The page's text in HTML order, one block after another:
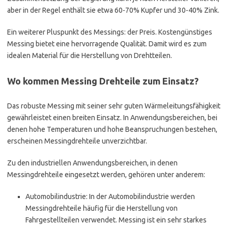
aber in der Regel enthält sie etwa 60-70% Kupfer und 30-40% Zink.
Ein weiterer Pluspunkt des Messings: der Preis. Kostengünstiges
Messing bietet eine hervorragende Qualität. Damit wird es zum
idealen Material für die Herstellung von Drehtteilen.
Wo kommen Messing Drehteile zum Einsatz?
Das robuste Messing mit seiner sehr guten Wärmeleitungsfähigkeit
gewährleistet einen breiten Einsatz. In Anwendungsbereichen, bei
denen hohe Temperaturen und hohe Beanspruchungen bestehen,
erscheinen Messingdrehteile unverzichtbar.
Zu den industriellen Anwendungsbereichen, in denen
Messingdrehteile eingesetzt werden, gehören unter anderem:
Automobilindustrie: In der Automobilindustrie werden
Messingdrehteile häufig für die Herstellung von
Fahrgestellteilen verwendet. Messing ist ein sehr starkes